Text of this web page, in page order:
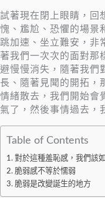
試著現在閉上眼睛，回
愧、尷尬、恐懼的場景
跳加速、坐立難安，非
著我們一次次的面對那
避慢慢消失，隨著我們
長、隨著見聞的開拓，
情緒散去，我們開始會
氣了，然後事情過去，
Table of Contents
對於這種羞恥感，我們該
脆弱感不等於懦弱
脆弱是改變誕生的地方